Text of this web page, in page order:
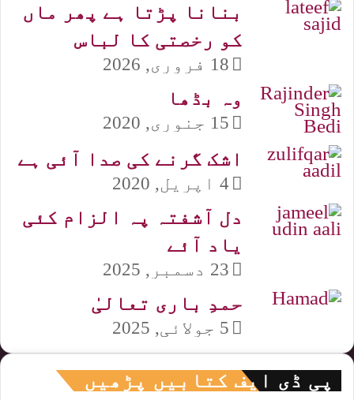
بنانا پڑتا ہے پھر ماں
کو رخصتی کا لباس
18 فروری, 2026
وہ بڈھا
15 جنوری, 2020
اشک گرنے کی صدا آئی ہے
4 اپریل, 2020
دل آشفتہ پہ الزام کئی
یاد آئے
23 دسمبر, 2025
حمدِ باری تعالیٰ
5 جولائی, 2025
پی ڈی ایف کتابیں پڑھیں